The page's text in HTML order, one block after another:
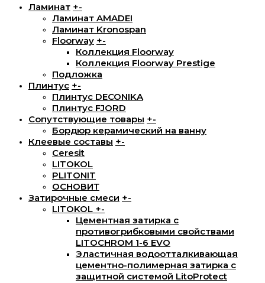
Ламинат +-
Ламинат AMADEI
Ламинат Kronospan
Floorway +-
Коллекция Floorway
Коллекция Floorway Prestige
Подложка
Плинтус +-
Плинтус DECONIKA
Плинтус FJORD
Сопутствующие товары +-
Бордюр керамический на ванну
Клеевые составы +-
Ceresit
LITOKOL
PLITONIT
ОСНОВИТ
Затирочные смеси +-
LITOKOL +-
Цементная затирка с
противогрибковыми свойствами
LITOCHROM 1-6 EVO
Эластичная водоотталкивающая
цементно-полимерная затирка с
защитной системой LitoProtect